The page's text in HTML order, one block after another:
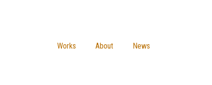
Works About News